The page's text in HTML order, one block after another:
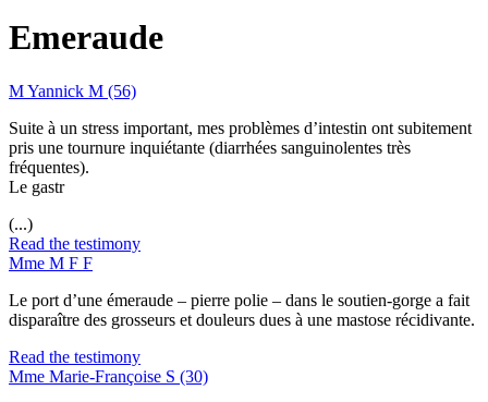
Emeraude
M Yannick M (56)
Suite à un stress important, mes problèmes d’intestin ont subitement
pris une tournure inquiétante (diarrhées sanguinolentes très
fréquentes).
Le gastr
(...)
Read the testimony
Mme M F F
Le port d’une émeraude – pierre polie – dans le soutien-gorge a fait
disparaître des grosseurs et douleurs dues à une mastose récidivante.
Read the testimony
Mme Marie-Françoise S (30)